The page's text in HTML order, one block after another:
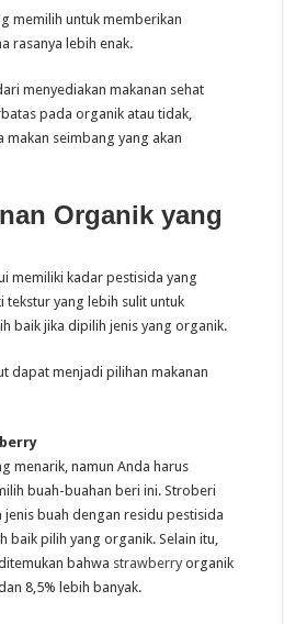
memilih untuk memberikan
rasanya lebih enak.
menyediakan makanan sehat
pada organik atau tidak,
makan seimbang yang akan
Organikyang
memiliki kadar pestisida yang
tekstur yang lebih sulit untuk
baik jika dipilih jenis yang organik.
dapat menjadi pilihan makanan
menarik, namun Anda harus
buah-buahan beri ini. Stroberi
buah dengan residu pestisida
baik pilih yang organik. Selain itu,
bahwa strawberry organik
8,5% lebih banyak.